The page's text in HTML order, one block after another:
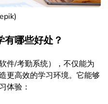
有哪些好处？
件/考勤系统），不仅能为
更高效的学习环境。它能够
体验：